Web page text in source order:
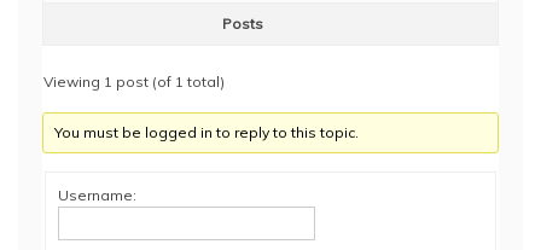
Posts
Viewing 1 post (of 1 total)
You must be logged in to reply to this topic.
Username: